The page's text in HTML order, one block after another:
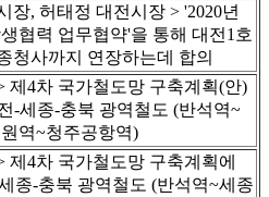
장, 허태정 대전시장 > '2020년
협력 업무협약'을 통해 대전1호
청사까지 연장하는데 합의
제4차 국가철도망 구축계획(안)
-세종-충북 광역철도 (반석역~
역~청주공항역)
제4차 국가철도망 구축계획에
종-충북 광역철도 (반석역~세종